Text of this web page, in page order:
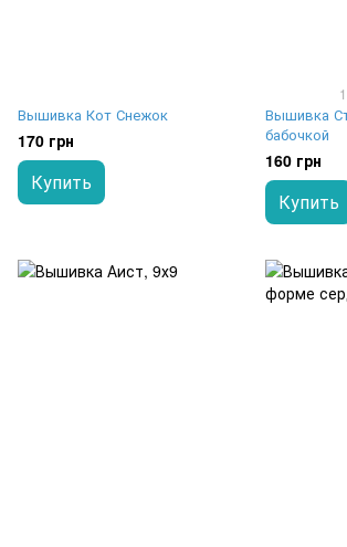
Вышивка Кот Снежок
170 грн
Купить
1
Вышивка
бабочкой
160 грн
Купить